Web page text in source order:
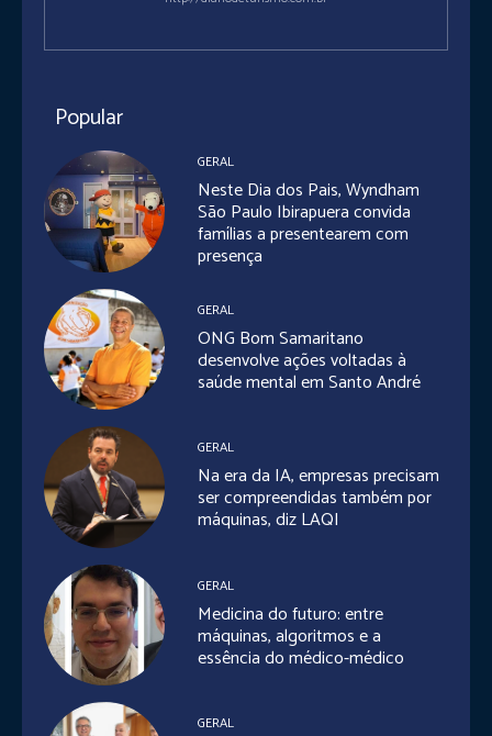
Popular
GERAL
Neste Dia dos Pais, Wyndham
São Paulo Ibirapuera convida
famílias a presentearem com
presença
GERAL
ONG Bom Samaritano
desenvolve ações voltadas à
saúde mental em Santo André
GERAL
Na era da IA, empresas precisam
ser compreendidas também por
máquinas, diz LAQI
GERAL
Medicina do futuro: entre
máquinas, algoritmos e a
essência do médico-médico
GERAL